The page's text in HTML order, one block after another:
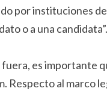
por instituciones de
o a una candidata”.
es importante
Respecto al marco